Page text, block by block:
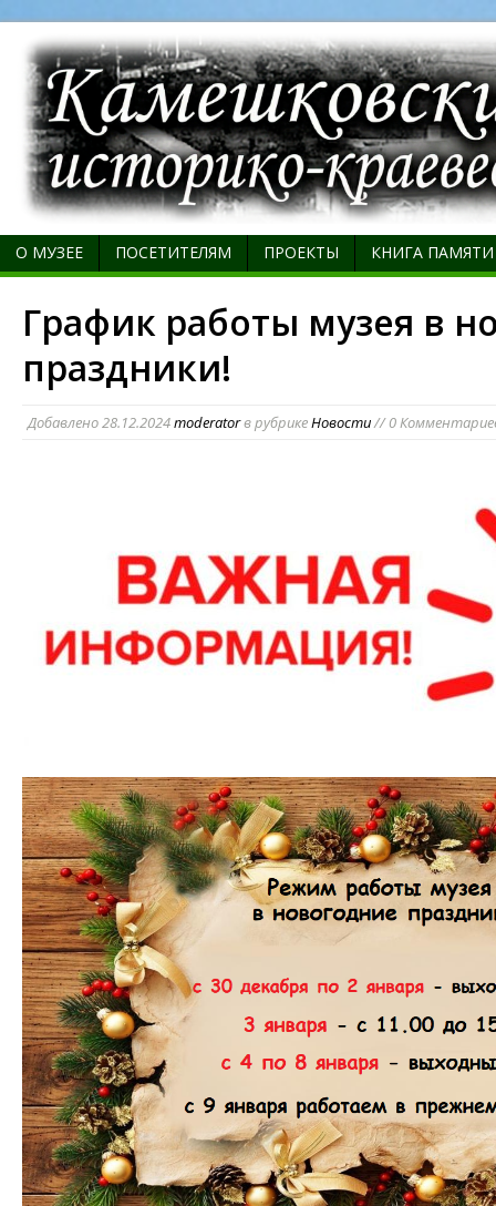
О МУЗЕЕ ПОСЕТИТЕЛЯМ ПРОЕКТЫ КНИГА ПАМЯТИ
График работы музея в
праздники!
Добавлено28.12.2024moderatorв рубрикеНовости// 0